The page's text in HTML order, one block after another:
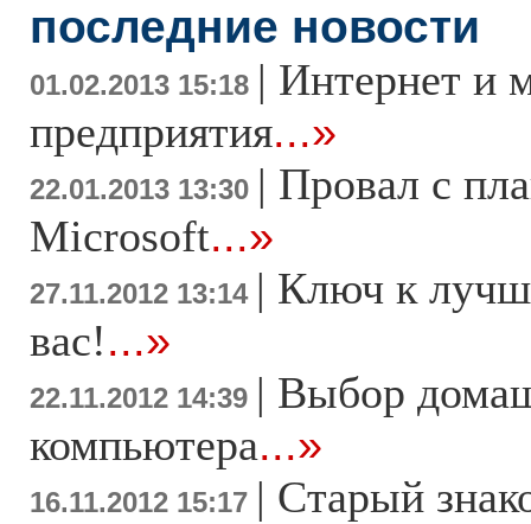
последние новости
01.02.2013 15:18 | Интернет и
предприятия...»
22.01.2013 13:30 | Провал с
Microsoft...»
27.11.2012 13:14 | Ключ к
вас!...»
22.11.2012 14:39 | Выбор
компьютера...»
16.11.2012 15:17 | Старый